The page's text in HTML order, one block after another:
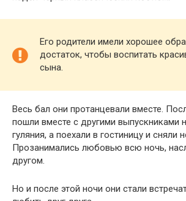
Его родители имели хорошее
достаток, чтобы воспитать
сына.
Весь бал они протанцевали вместе.
пошли вместе с другими выпускниками
гуляния, а поехали в гостиницу и сняли
Прозанимались любовью всю ночь,
другом.
Но и после этой ночи они стали